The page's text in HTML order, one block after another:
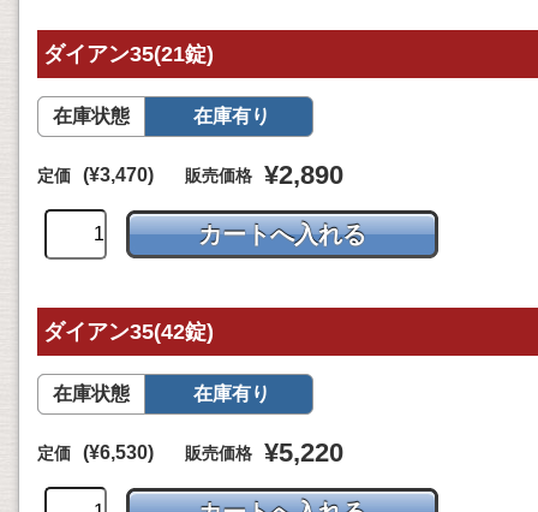
ダイアン35(21錠)
在庫状態 在庫有り
定価 (¥3,470) 販売価格 ¥2,890
ダイアン35(42錠)
在庫状態 在庫有り
定価 (¥6,530) 販売価格 ¥5,220